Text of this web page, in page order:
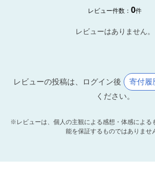
レビュー件数：0件
レビューはありません。
レビューの投稿は、ログイン後 寄付履
ください。
※レビューは、個人の主観による感想・体感による
能を保証するものではありませ